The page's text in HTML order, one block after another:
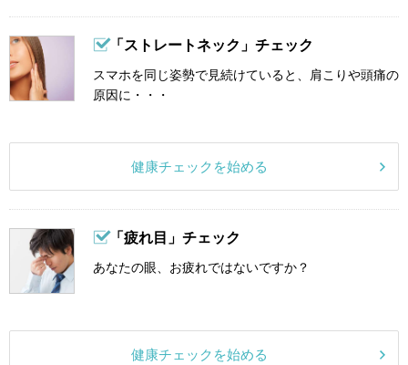
「ストレートネック」チェック
スマホを同じ姿勢で見続けていると、肩こりや頭痛の
原因に・・・
健康チェックを始める
「疲れ目」チェック
あなたの眼、お疲れではないですか？
健康チェックを始める